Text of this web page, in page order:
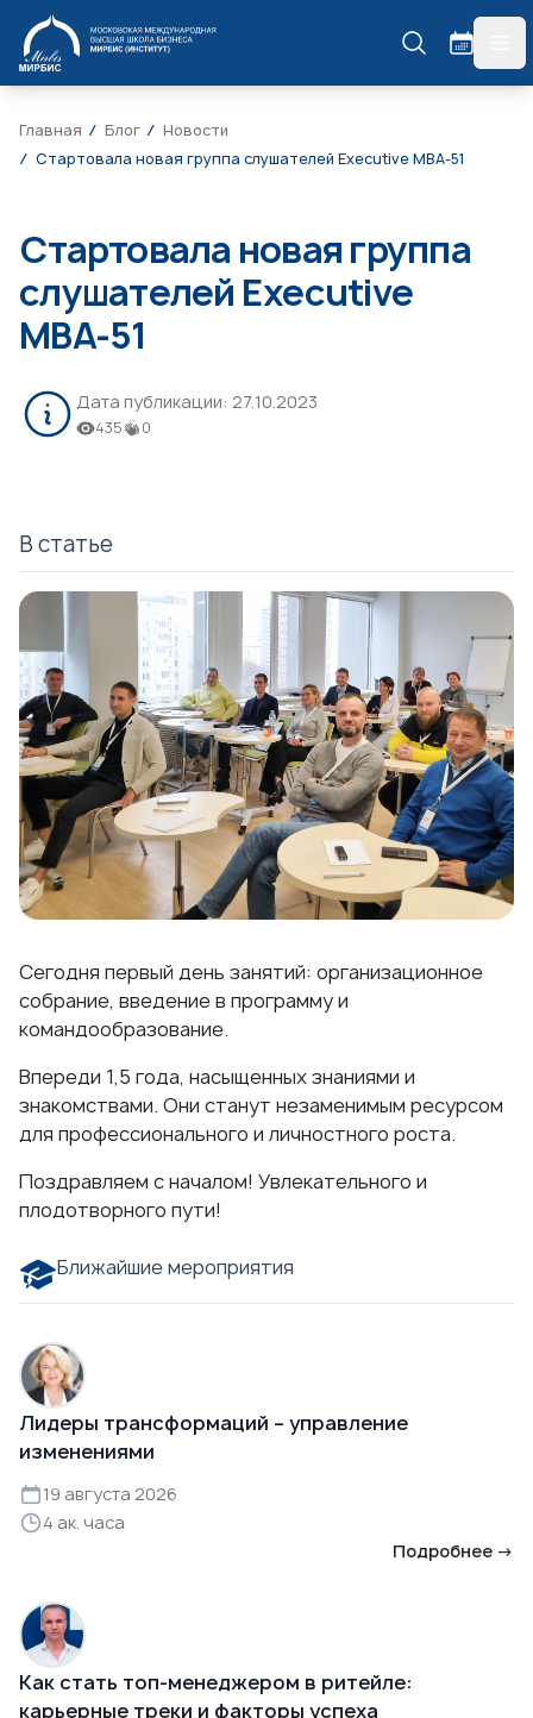
МИРБИС
Главная Блог
Новости
Стартовала новая группа слушателей Executive МВА-51
Стартовала новая группа
слушателей Executive
МВА-51
Дата публикации: 27.10.2023
435 0
В статье
Сегодня первый день занятий: организационное
собрание, введение в программу и
командообразование.
Впереди 1,5 года, насыщенных знаниями и
знакомствами. Они станут незаменимым ресурсом
для профессионального и личностного роста.
Поздравляем с началом! Увлекательного и
плодотворного пути!
Ближайшие мероприятия
Лидеры трансформаций – управление
изменениями
19 августа 2026
4 ак. часа
Подробнее →
Как стать топ-менеджером в ритейле:
карьерные треки и факторы успеха